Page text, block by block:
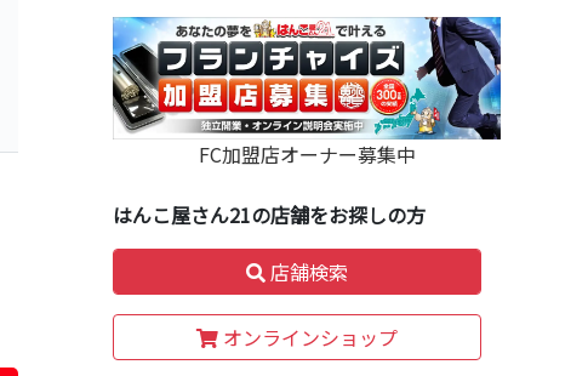
FC加盟店オーナー募集中
はんこ屋さん21の店舗をお探しの方
店舗検索
オンラインショップ